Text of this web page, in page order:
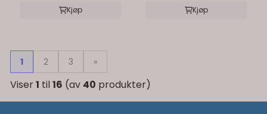
Kjøp
Kjøp
1 2 3 »
Viser1 til 16 (av 40 produkter)